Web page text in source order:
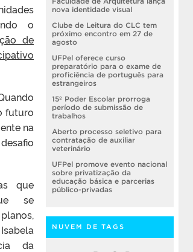
o
de
futuro
na
que
se
da
nova identidade visual
Clube de Leitura do CLC tem
próximo encontro em 27 de
agosto
UFPel oferece curso
preparatório para o exame de
proficiência de português para
estrangeiros
15º Poder Escolar prorroga
período de submissão de
trabalhos
Aberto processo seletivo para
contratação de auxiliar
veterinário
UFPel promove evento nacional
sobre privatização da
educação básica e parcerias
público-privadas
NUVEM DE TAGS